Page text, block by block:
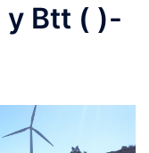
y Btt ( )-